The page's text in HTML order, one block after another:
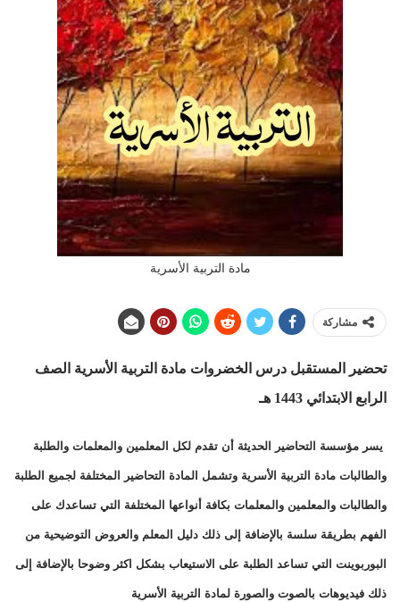
مادة التربية الأسرية
مشاركة
تحضير المستقبل درس الخضروات مادة التربية الأسرية الصف
الرابع الابتدائي 1443 هـ
يسر مؤسسة التحاضير الحديثة أن تقدم لكل المعلمين والمعلمات والطلبة
والطالبات مادة التربية الأسرية وتشمل المادة التحاضير المختلفة لجميع الطلبة
والطالبات والمعلمين والمعلمات بكافة أنواعها المختلفة التي تساعدك على
الفهم بطريقة سلسة بالإضافة إلى ذلك دليل المعلم والعروض التوضيحية من
البوربوينت التي تساعد الطلبة على الاستيعاب بشكل اكثر وضوحا بالإضافة إلى
ذلك فيديوهات بالصوت والصورة لمادة التربية الأسرية